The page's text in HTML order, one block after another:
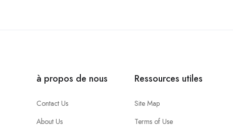
à propos de nous
Contact Us
About Us
Ressources utiles
Site Map
Terms of Use